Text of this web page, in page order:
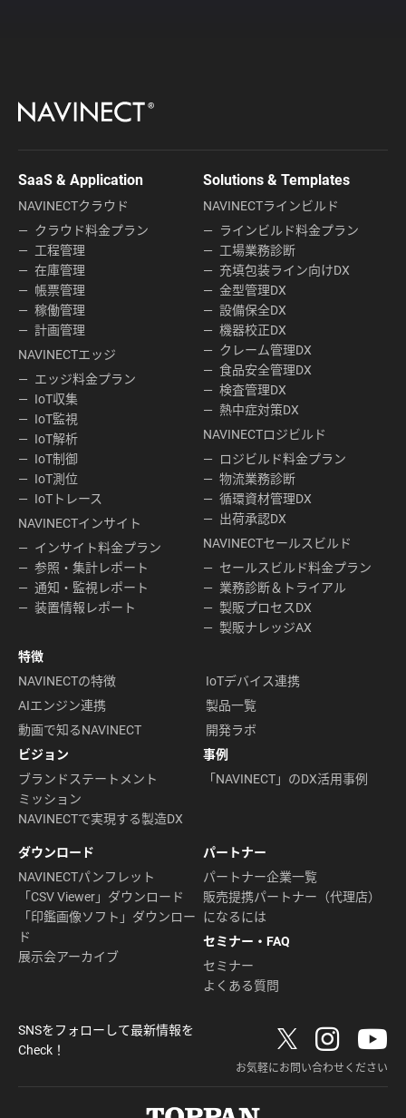
特徴
NAVINECTの特徴
IoTデバイス連携
AIエンジン連携
製品一覧
動画で知るNAVINECT
開発ラボ
ビジョン
ブランドステートメント
ミッション
NAVINECTで実現する製造DX
事例
「NAVINECT」のDX活用事例
パートナー
パートナー企業一覧
販売提携パートナー（代理店）
になるには
セミナー・FAQ
セミナー
よくある質問
ダウンロード
NAVINECTパンフレット
「CSV Viewer」ダウンロード
「印鑑画像ソフト」ダウンロー
ド
展示会アーカイブ
SNSをフォローして最新情報を
Check！
SaaS & Application
NAVINECTクラウド
クラウド料金プラン
工程管理
在庫管理
帳票管理
稼働管理
計画管理
NAVINECTエッジ
エッジ料金プラン
IoT収集
IoT監視
IoT解析
IoT制御
IoT測位
IoTトレース
NAVINECTインサイト
インサイト料金プラン
参照・集計レポート
通知・監視レポート
装置情報レポート
Solutions & Templates
NAVINECTラインビルド
ラインビルド料金プラン
工場業務診断
充填包装ライン向けDX
金型管理DX
設備保全DX
機器校正DX
クレーム管理DX
食品安全管理DX
検査管理DX
熱中症対策DX
NAVINECTロジビルド
ロジビルド料金プラン
物流業務診断
循環資材管理DX
出荷承認DX
NAVINECTセールスビルド
セールスビルド料金プラン
業務診断＆トライアル
製販プロセスDX
製販ナレッジAX
お気軽にお問い合わせください